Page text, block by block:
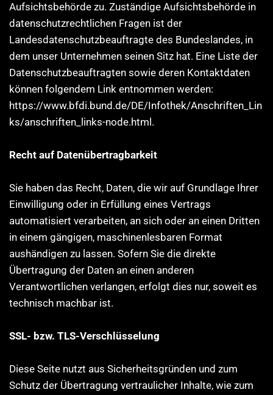
Aufsichtsbehörde zu. Zuständige Aufsichtsbehörde in
datenschutzrechtlichen Fragen ist der
Landesdatenschutzbeauftragte des Bundeslandes, in
dem unser Unternehmen seinen Sitz hat. Eine Liste der
Datenschutzbeauftragten sowie deren Kontaktdaten
können folgendem Link entnommen werden:
https://www.bfdi.bund.de/DE/Infothek/Anschriften_Lin
ks/anschriften_links-node.html.
Recht auf Datenübertragbarkeit
Sie haben das Recht, Daten, die wir auf Grundlage Ihrer
Einwilligung oder in Erfüllung eines Vertrags
automatisiert verarbeiten, an sich oder an einen Dritten
in einem gängigen, maschinenlesbaren Format
aushändigen zu lassen. Sofern Sie die direkte
Übertragung der Daten an einen anderen
Verantwortlichen verlangen, erfolgt dies nur, soweit es
technisch machbar ist.
SSL- bzw. TLS-Verschlüsselung
Diese Seite nutzt aus Sicherheitsgründen und zum
Schutz der Übertragung vertraulicher Inhalte, wie zum